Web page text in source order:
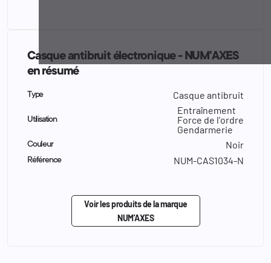
Casque antibruit électronique - NUM'AXES
en résumé
Type Casque antibruit
Utilisation
Entraînement
Force de l'ordre
Gendarmerie
Couleur Noir
Référence NUM-CAS1034-N
Voir les produits de la marque
NUM'AXES